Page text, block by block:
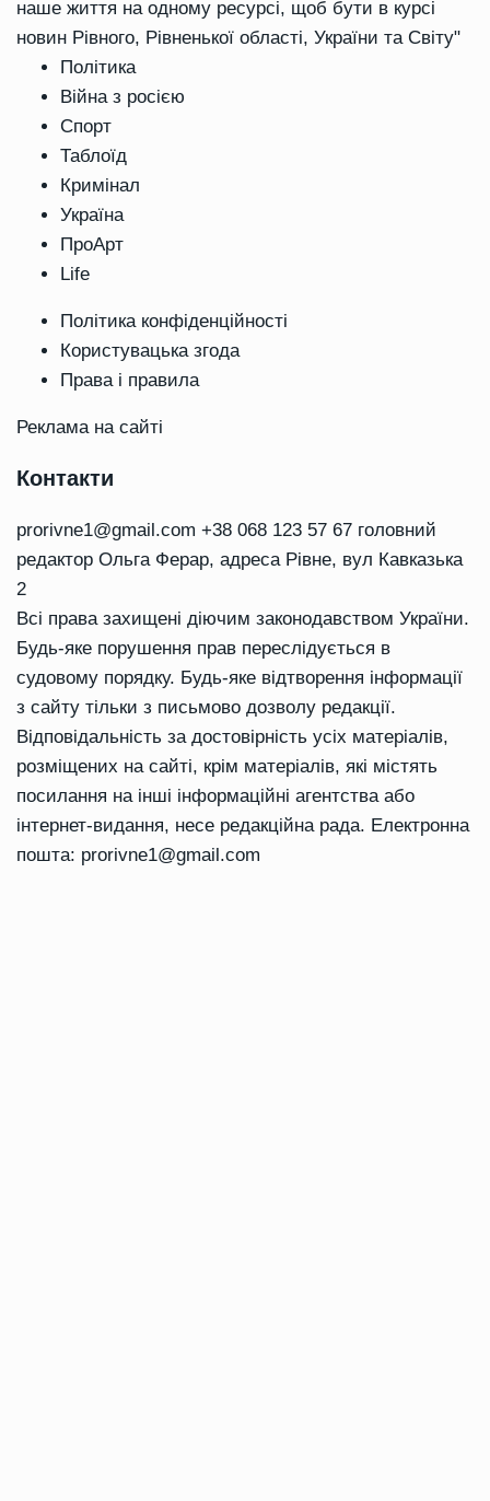
наше життя на одному ресурсі, щоб бути в курсі
новин Рівного, Рівненької області, України та Світу"
Політика
Війна з росією
Спорт
Таблоїд
Кримінал
Україна
ПроАрт
Life
Політика конфіденційності
Користувацька згода
Права і правила
Реклама на сайті
Контакти
prorivne1@gmail.com +38 068 123 57 67 головний
редактор Ольга Ферар, адреса Рівне, вул Кавказька
2
Всі права захищені діючим законодавством України.
Будь-яке порушення прав переслідується в
судовому порядку. Будь-яке відтворення інформації
з сайту тільки з письмово дозволу редакції.
Відповідальність за достовірність усіх матеріалів,
розміщених на сайті, крім матеріалів, які містять
посилання на інші інформаційні агентства або
інтернет-видання, несе редакційна рада. Електронна
пошта: prorivne1@gmail.com